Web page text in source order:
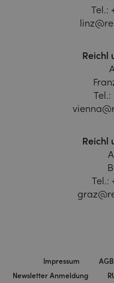
Tel.:
Reichl
Tel.:
Reichl
Tel.:
Impressum AGB
Newsletter Anmeldung